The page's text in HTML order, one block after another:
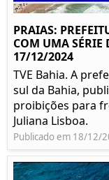
PRAIAS:
COM UMA
17/12/2024
TVE Bahia. A
sul da Bahia,
proibições para
Juliana Lisboa.
Publicado em 18/12/